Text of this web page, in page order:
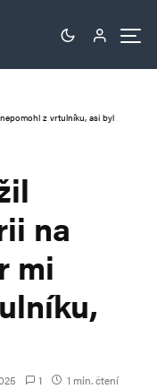
z vrtulníku, asi byl
na
mi
1 1 min. čtení